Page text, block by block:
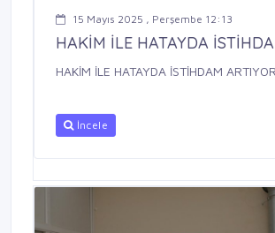
15 Mayıs 2025 , Perşembe 12:13
HAKİM İLE HATAYDA
HAKİM İLE HATAYDA İSTİHDAM ARTIYOR
İncele